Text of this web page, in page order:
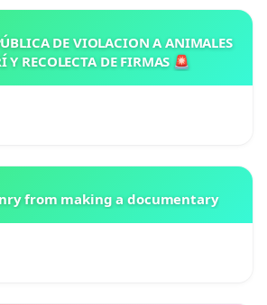
DE VIOLACION A ANIMALES
Y RECOLECTA DE FIRMAS 🚨
from making a documentary